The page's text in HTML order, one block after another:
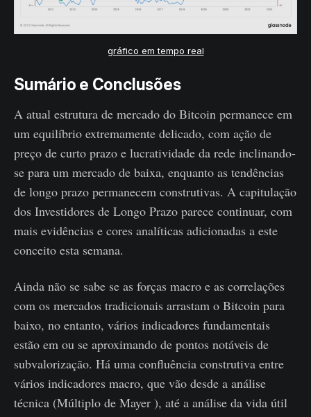
gráfico em tempo real
Sumário e Conclusões
A atual estrutura de mercado do Bitcoin permanece em
um equilíbrio extremamente delicado, com ação de
preço de curto prazo e lucratividade da rede inclinando-
se para um mercado de baixa, enquanto as tendências
de longo prazo permanecem construtivas. A capitulação
dos Investidores de Longo Prazo parece continuar, com
mais evidências e cores analíticas adicionadas a este
conceito esta semana.
Ainda não se sabe se as forças macro e as correlações
com os mercados tradicionais arrastam o Bitcoin para
baixo, no entanto, vários indicadores fundamentais
estão em ou se aproximando de pontos notáveis ​​de
subvalorização. Há uma confluência construtiva entre
vários indicadores macro, que vão desde a análise
técnica (Múltiplo de Mayer ), até a análise da vida útil